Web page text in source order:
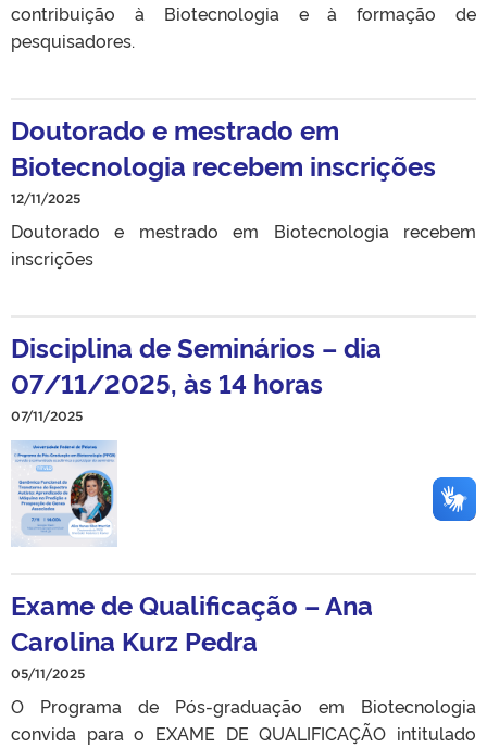
contribuição à Biotecnologia e à formação de
pesquisadores.
Doutorado e mestrado em
Biotecnologia recebem inscrições
12/11/2025
Doutorado e mestrado em Biotecnologia recebem
inscrições
Disciplina de Seminários – dia
07/11/2025, às 14 horas
07/11/2025
Exame de Qualificação – Ana
Carolina Kurz Pedra
05/11/2025
O Programa de Pós-graduação em Biotecnologia
convida para o EXAME DE QUALIFICAÇÃO intitulado